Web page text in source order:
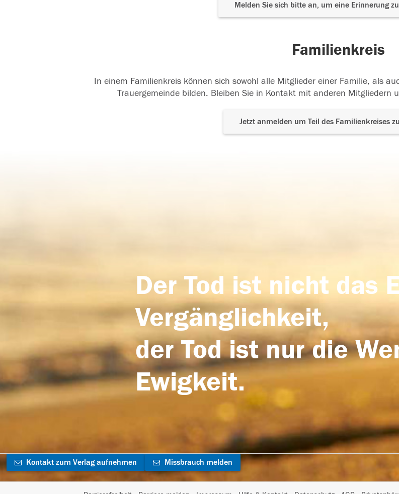
Melden Sie sich bitte an, um eine Erinnerung
Familienkreis
In einem Familienkreis können sich sowohl alle Mitglieder einer Familie, als
Trauergemeinde bilden. Bleiben Sie in Kontakt mit anderen Mitgliedern
Jetzt anmelden um Teil des Familienkreises
Der Tod ist nicht das
Vergänglichkeit,
der Tod ist nur die
Ewigkeit.
Kontakt zum Verlag aufnehmen Missbrauch melden